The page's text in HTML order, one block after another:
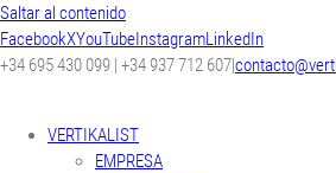
Saltar al contenido
FacebookXYouTubeInstagramLinkedIn
+34 695 430 099 | +34 937 712 607|
VERTIKALIST
EMPRESA